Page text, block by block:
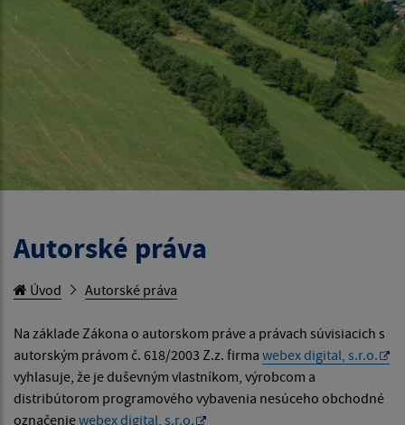
Autorské práva
Úvod Autorské práva
Na základe Zákona o autorskom práve a právach súvisiacich s
autorským právom č. 618/2003 Z.z. firma webex digital, s.r.o.
vyhlasuje, že je duševným vlastníkom, výrobcom a
distribútorom programového vybavenia nesúceho obchodné
označeniewebex digital, s.r.o.